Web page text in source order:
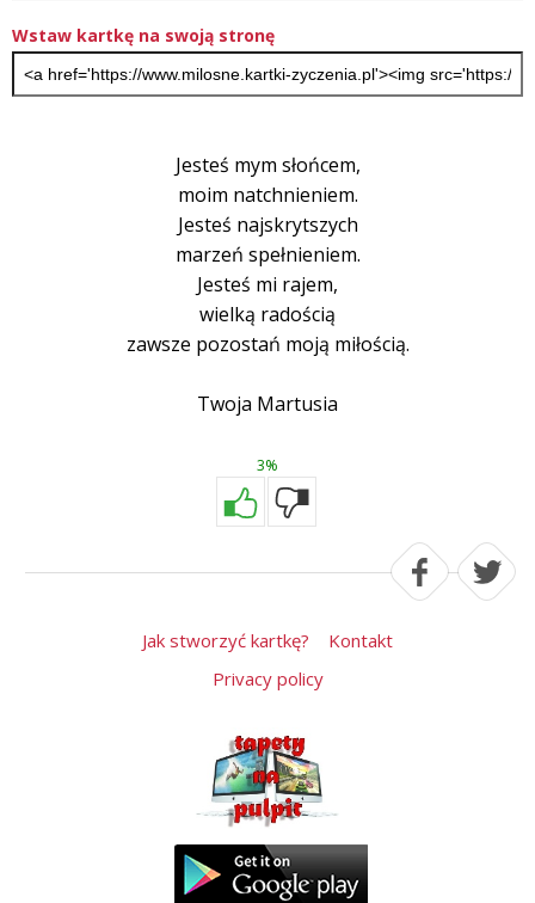
Wstaw kartkę na swoją stronę
Jesteś mym słońcem,
moim natchnieniem.
Jesteś najskrytszych
marzeń spełnieniem.
Jesteś mi rajem,
wielką radością
zawsze pozostań moją miłością.
Twoja Martusia
3%
Jak stworzyć kartkę?
Kontakt
Privacy policy